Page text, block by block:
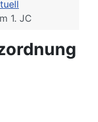
1. JC